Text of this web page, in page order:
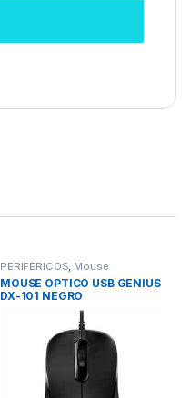
PERIFÉRICOS, Mouse
MOUSE OPTICO USB GENIUS
DX-101 NEGRO